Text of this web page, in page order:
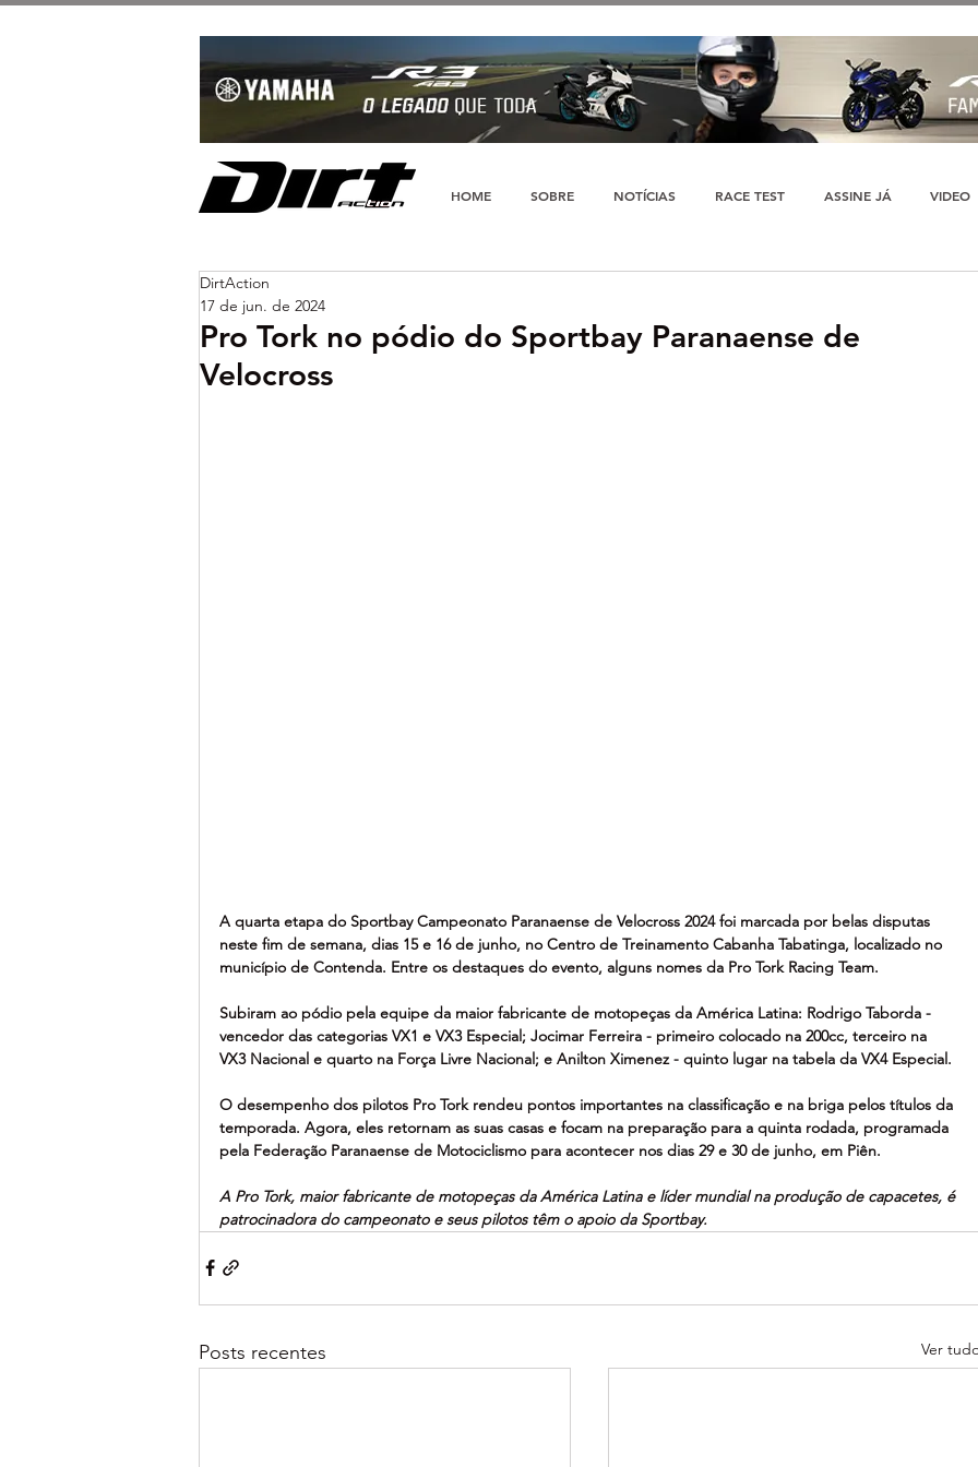
HOME SOBRE NOTÍCIAS RACE TEST ASSINE JÁ VIDEO
Pro Tork no pódio do Sportbay Paranaense de
Velocross
DirtAction
17 de jun. de 2024
A quarta etapa do Sportbay Campeonato Paranaense de Velocross 2024 foi marcada por belas disputas
neste fim de semana, dias 15 e 16 de junho, no Centro de Treinamento Cabanha Tabatinga, localizado no
município de Contenda. Entre os destaques do evento, alguns nomes da Pro Tork Racing Team.
Subiram ao pódio pela equipe da maior fabricante de motopeças da América Latina: Rodrigo Taborda -
vencedor das categorias VX1 e VX3 Especial; Jocimar Ferreira - primeiro colocado na 200cc, terceiro na
VX3 Nacional e quarto na Força Livre Nacional; e Anilton Ximenez - quinto lugar na tabela da VX4 Especial.
O desempenho dos pilotos Pro Tork rendeu pontos importantes na classificação e na briga pelos títulos da
temporada. Agora, eles retornam as suas casas e focam na preparação para a quinta rodada, programada
pela Federação Paranaense de Motociclismo para acontecer nos dias 29 e 30 de junho, em Piên.
A Pro Tork, maior fabricante de motopeças da América Latina e líder mundial na produção de capacetes, é
patrocinadora do campeonato e seus pilotos têm o apoio da Sportbay.
Posts recentes Ver